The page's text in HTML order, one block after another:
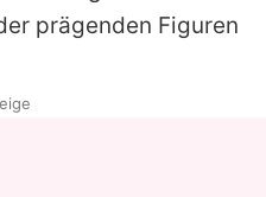
prägenden Figuren